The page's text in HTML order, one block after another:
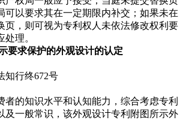
可以要求其在一定期限内补交；如果未在
页，则可视为专利权人未依法修改权利要
理。
要求保护的外观设计的认定
行终672号
的知识水平和认知能力，综合考虑专利
及一般常识，该外观设计专利附图所示外